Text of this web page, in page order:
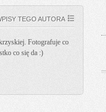
TEGO AUTORA
Fotografuje co
co się da :)